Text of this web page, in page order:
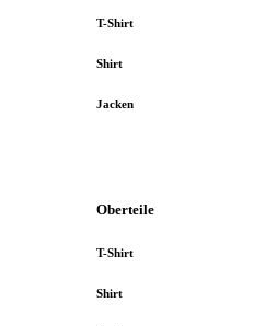
T-Shirt
Shirt
Jacken
Oberteile
T-Shirt
Shirt